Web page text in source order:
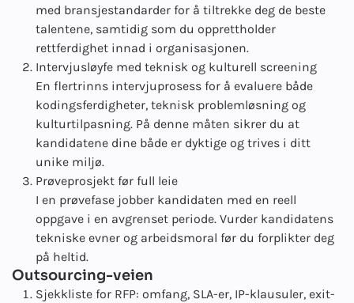
med bransjestandarder for å tiltrekke deg de beste
talentene, samtidig som du opprettholder
rettferdighet innad i organisasjonen.
Intervjusløyfe med teknisk og kulturell screening
En flertrinns intervjuprosess for å evaluere både
kodingsferdigheter, teknisk problemløsning og
kulturtilpasning. På denne måten sikrer du at
kandidatene dine både er dyktige og trives i ditt
unike miljø.
Prøveprosjekt før full leie
I en prøvefase jobber kandidaten med en reell
oppgave i en avgrenset periode. Vurder kandidatens
tekniske evner og arbeidsmoral før du forplikter deg
på heltid.
Outsourcing-veien
Sjekkliste for RFP: omfang, SLA-er, IP-klausuler, exit-